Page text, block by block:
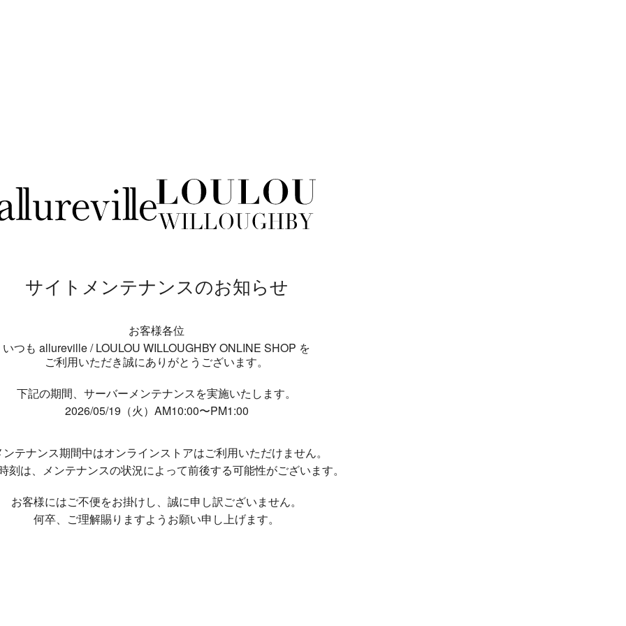
サイトメンテナンスのお知らせ
お客様各位
いつも allureville / LOULOU WILLOUGHBY ONLINE SHOP を
ご利用いただき誠にありがとうございます。
下記の期間、サーバーメンテナンスを実施いたします。
2026/05/19（火）AM10:00〜PM1:00
ンテナンス期間中はオンラインストアはご利用いただけません。
刻は、メンテナンスの状況によって前後する可能性がございます。
お客様にはご不便をお掛けし、 誠に申し訳ございません。
何卒、ご理解賜りますようお願い申し上げます。